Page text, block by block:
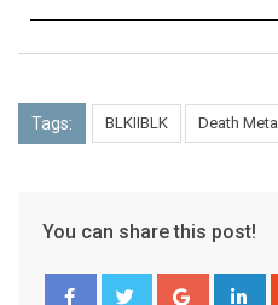
Tags: BLKIIBLK Death Metal
You can share this post!